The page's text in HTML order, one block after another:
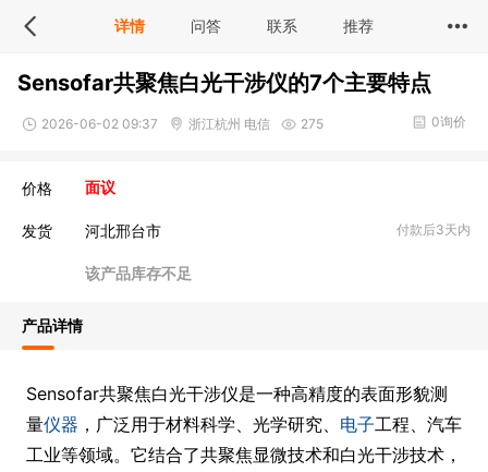
详情 问答 联系 推荐
Sensofar共聚焦白光干涉仪的7个主要特点
2026-06-02 09:37 浙江杭州 电信 275 0询价
价格 面议
发货 河北邢台市 付款后3天内
该产品库存不足
产品详情
Sensofar共聚焦白光干涉仪是一种高精度的表面形貌测
量仪器 ，广泛用于材料科学、光学研究、 电子工程、汽车
工业等领域。它结合了共聚焦显微技术和白光干涉技术，